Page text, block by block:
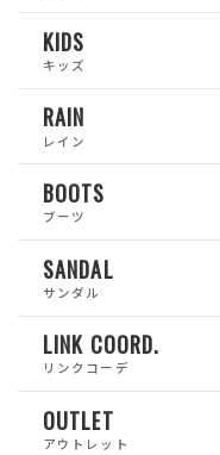
KIDS
キッズ
RAIN
レイン
BOOTS
ブーツ
SANDAL
サンダル
LINK COORD.
リンクコーデ
OUTLET
アウトレット